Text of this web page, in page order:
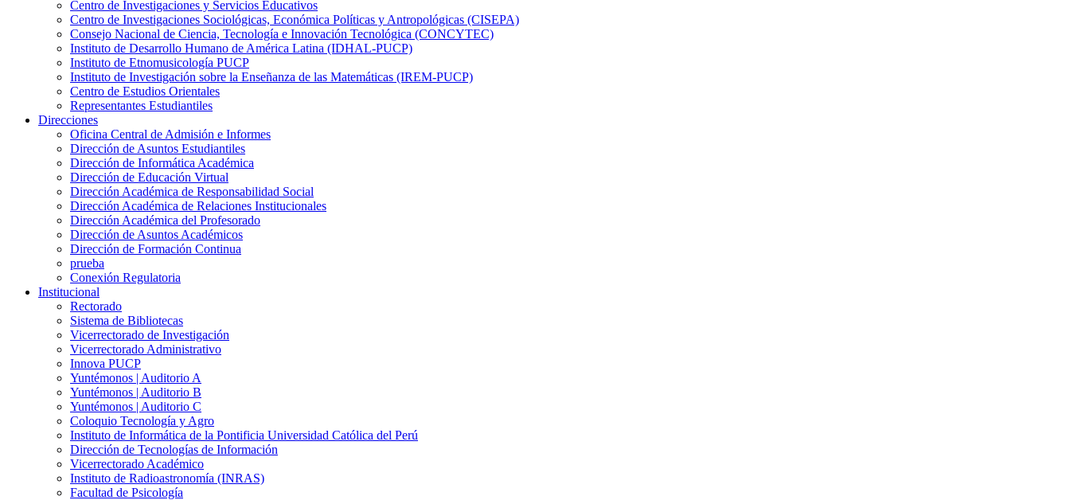
Centro de Investigaciones y Servicios Educativos
Centro de Investigaciones Sociológicas, Económica Políticas y Antropológicas (CISEPA)
Consejo Nacional de Ciencia, Tecnología e Innovación Tecnológica (CONCYTEC)
Instituto de Desarrollo Humano de América Latina (IDHAL-PUCP)
Instituto de Etnomusicología PUCP
Instituto de Investigación sobre la Enseñanza de las Matemáticas (IREM-PUCP)
Centro de Estudios Orientales
Representantes Estudiantiles
Direcciones
Oficina Central de Admisión e Informes
Dirección de Asuntos Estudiantiles
Dirección de Informática Académica
Dirección de Educación Virtual
Dirección Académica de Responsabilidad Social
Dirección Académica de Relaciones Institucionales
Dirección Académica del Profesorado
Dirección de Asuntos Académicos
Dirección de Formación Continua
prueba
Conexión Regulatoria
Institucional
Rectorado
Sistema de Bibliotecas
Vicerrectorado de Investigación
Vicerrectorado Administrativo
Innova PUCP
Yuntémonos | Auditorio A
Yuntémonos | Auditorio B
Yuntémonos | Auditorio C
Coloquio Tecnología y Agro
Instituto de Informática de la Pontificia Universidad Católica del Perú
Dirección de Tecnologías de Información
Vicerrectorado Académico
Instituto de Radioastronomía (INRAS)
Facultad de Psicología